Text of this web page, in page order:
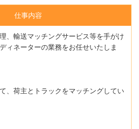
仕事内容
、輸送マッチングサービス等を手がけ
ィネーターの業務をお任せいたしま
、荷主とトラックをマッチングしてい